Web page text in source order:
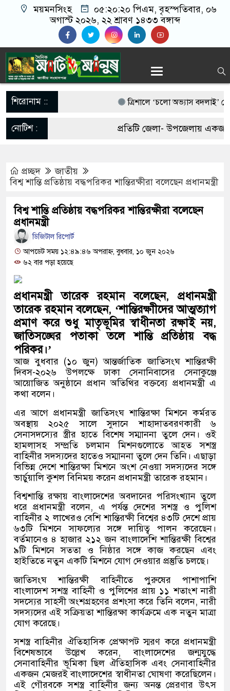
ময়মনসিংহ ০৫:২০:২০ পিএম, বৃহস্পতিবার, ০৬
অগাস্ট ২০২৬, ২২ শ্রাবণ ১৪৩৩ বঙ্গাব্দ
শিরোনাম :: ‎ত্রিশালে ‘চলো অভ্যাস বদলাই’
আওয়ামী লীগের নিষেধাজ্ঞা
ভারী বৃষ্টিতে ছেপটখালীর একমাত্র
চরম দুর্ভোগে হাজারো মানুষ
শিক্ষার্থীরা
আওয়ামী লীগ আমলে এক তৃতীয়াংশ
আমানতকারী বিপাকে জানিয়েছে গভর্নর
সরকারকে ব্যর্থ করতে দেশের বিরুদ্ধে
বলেছেন রিজভী
দেশের বাজারে ফের বড় ধাক্কা: এক
বিচার প্রক্রিয়া শুরু: হাছান-
আজ
নোটিশ :
প্রতিটি জেলা- উপজেলায় একজন
প্রচ্ছদ
জাতীয়
বিশ্ব শান্তি প্রতিষ্ঠায় বদ্ধপরিকর শান্তিরক্ষীরা বলেছেন প্রধানমন্ত্রী
বিশ্ব শান্তি প্রতিষ্ঠায় বদ্ধপরিকর শান্তিরক্ষীরা বলেছেন
প্রধানমন্ত্রী
ডিজিটাল রিপোর্ট
আপডেট সময় ১২:৪৯:৪৬ অপরাহ্ন, বুধবার, ১০ জুন ২০২৬
৬২ বার পড়া হয়েছে
প্রধানমন্ত্রী তারেক রহমান বলেছেন, প্রধানমন্ত্রী
তারেক রহমান বলেছেন, ‘শান্তিরক্ষাীদের আত্মত্যাগ
প্রমাণ করে শুধু মাতৃভূমির স্বাধীনতা রক্ষাই নয়,
জাতিসঙ্ঘের পতাকা তলে শান্তি প্রতিষ্ঠায় বদ্ধ
পরিকর।’
আজ বুধবার (১০ জুন) আন্তর্জাতিক জাতিসংঘ শান্তিরক্ষী
দিবস-২০২৬ উপলক্ষে ঢাকা সেনানিবাসের সেনাকুঞ্জে
আয়োজিত অনুষ্ঠানে প্রধান অতিথির বক্তব্যে প্রধানমন্ত্রী এ
কথা বলেন।
এর আগে প্রধানমন্ত্রী জাতিসংঘ শান্তিরক্ষা মিশনে কর্মরত
অবস্থায় ২০২৫ সালে সুদানে শাহাদাতবরণকারী ৬
সেনাসদস্যের স্ত্রীর হাতে বিশেষ সম্মাননা তুলে দেন। ওই
হামলাসহ সম্প্রতি চলমান মিশনগুলোতে আহত সশস্ত্র
বাহিনীর সদস্যদের হাতেও সম্মাননা তুলে দেন তিনি। এছাড়া
বিভিন্ন দেশে শান্তিরক্ষা মিশনে অংশ নেওয়া সদস্যদের সঙ্গে
ভার্চুয়ালি কুশল বিনিময় করেন প্রধানমন্ত্রী তারেক রহমান।
বিশ্বশান্তি রক্ষায় বাংলাদেশের অবদানের পরিসংখ্যান তুলে
ধরে প্রধানমন্ত্রী বলেন, এ পর্যন্ত দেশের সশস্ত্র ও পুলিশ
বাহিনীর ২ লাখেরও বেশি শান্তিরক্ষী বিশ্বের ৪৩টি দেশে প্রায়
৬৩টি মিশনে সাফল্যের সঙ্গে দায়িত্ব পালন করেছেন।
বর্তমানেও ৪ হাজার ২১২ জন বাংলাদেশি শান্তিরক্ষী বিশ্বের
৯টি মিশনে সততা ও নিষ্ঠার সঙ্গে কাজ করছেন এবং
হাইতিতে নতুন একটি মিশনে যোগ দেওয়ার প্রস্তুতি চলছে।
জাতিসংঘ শান্তিরক্ষী বাহিনীতে পুরুষের পাশাপাশি
বাংলাদেশ সশস্ত্র বাহিনী ও পুলিশের প্রায় ১১ শতাংশ নারী
সদস্যের সাহসী অংশগ্রহণের প্রশংসা করে তিনি বলেন, নারী
সদস্যদের এই সক্রিয়তা শান্তিরক্ষা কার্যক্রমে এক নতুন মাত্রা
যোগ করেছে।
সশস্ত্র বাহিনীর ঐতিহাসিক প্রেক্ষাপট স্মরণ করে প্রধানমন্ত্রী
বিশেষভাবে উল্লেখ করেন, বাংলাদেশের জন্মযুদ্ধে
সেনাবাহিনীর ভূমিকা ছিল ঐতিহাসিক এবং সেনাবাহিনীর
একজন মেজরই বাংলাদেশের স্বাধীনতা ঘোষণা করেছিলেন।
এই গৌরবকে সশস্ত্র বাহিনীর জন্য অনন্ত প্রেরণার উৎস